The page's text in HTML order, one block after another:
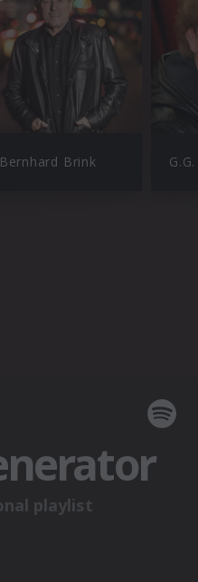
Bernhard Brink